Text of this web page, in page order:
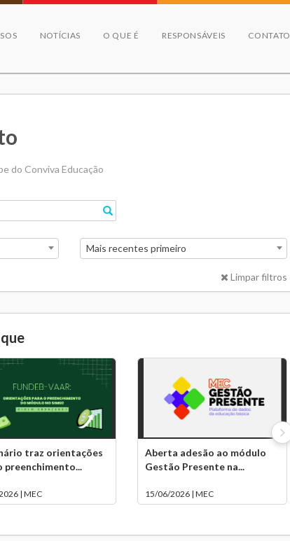
NOTÍCIAS O QUE É RESPONSÁVEIS CONTATO
do Conviva Educação
Mais recentes primeiro
Limpar filtros
traz orientações
preenchimento...
| MEC
Aberta adesão ao módulo
Gestão Presente na...
15/06/2026 | MEC